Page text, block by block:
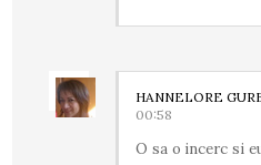
HANNELORE
00:58
O sa o incerc si